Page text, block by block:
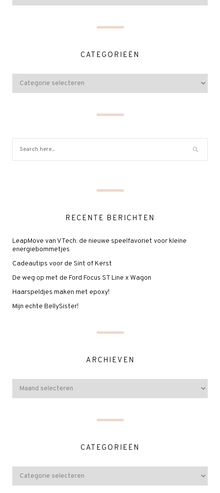
CATEGORIEËN
RECENTE BERICHTEN
LeapMove van VTech: de nieuwe speelfavoriet voor kleine
energiebommetjes
Cadeautips voor de Sint of Kerst
De weg op met de Ford Focus ST Line x Wagon
Haarspeldjes maken met epoxy!
Mijn echte BellySister!
ARCHIEVEN
CATEGORIEËN